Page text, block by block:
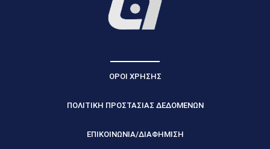
ΟΡΟΙ ΧΡΗΣΗΣ
ΠΟΛΙΤΙΚΗ ΠΡΟΣΤΑΣΙΑΣ ΔΕΔΟΜΕΝΩΝ
ΕΠΙΚΟΙΝΩΝΙΑ/ΔΙΑΦΗΜΙΣΗ